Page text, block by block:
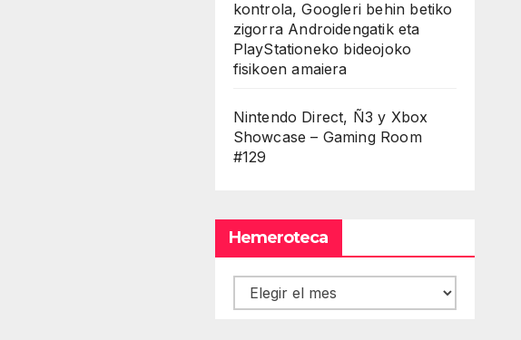
kontrola, Googleri behin betiko
zigorra Androidengatik eta
PlayStationeko bideojoko
fisikoen amaiera
Nintendo Direct, Ñ3 y Xbox
Showcase – Gaming Room
#129
Hemeroteca
Hemeroteca